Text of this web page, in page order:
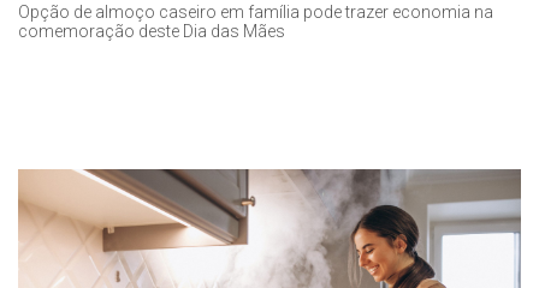
Opção de almoço caseiro em família pode trazer economia na
comemoração deste Dia das Mães